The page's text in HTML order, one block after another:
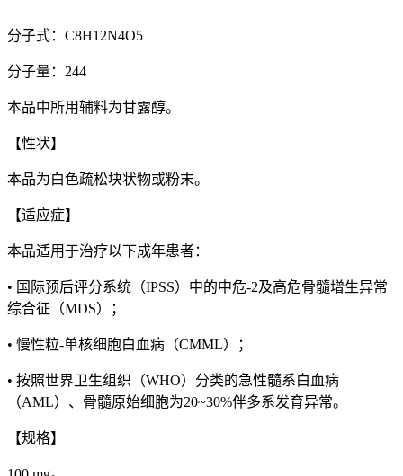
分子式：C8H12N4O5
分子量：244
本品中所用辅料为甘露醇。
【性状】
本品为白色疏松块状物或粉末。
【适应症】
本品适用于治疗以下成年患者：
• 国际预后评分系统（IPSS）中的中危-2及高危骨髓增生异常
综合征（MDS）；
• 慢性粒-单核细胞白血病（CMML）；
• 按照世界卫生组织（WHO）分类的急性髓系白血病
（AML）、骨髓原始细胞为20~30%伴多系发育异常。
【规格】